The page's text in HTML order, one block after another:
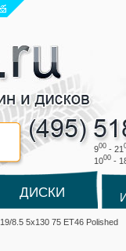
900 - 21
1000 -
ДИСКИ
19/8.5 5x130 75 ET46 Polished